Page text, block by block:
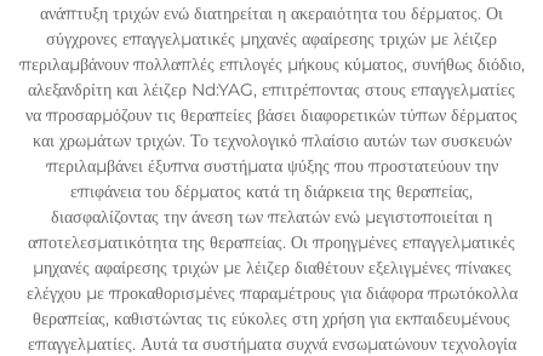
ανάπτυξη τριχών ενώ διατηρείται η ακεραιότητα του δέρματος. Οι
σύγχρονες επαγγελματικές μηχανές αφαίρεσης τριχών με λέιζερ
περιλαμβάνουν πολλαπλές επιλογές μήκους κύματος, συνήθως διόδιο,
αλεξανδρίτη και λέιζερ Nd:YAG, επιτρέποντας στους επαγγελματίες
να προσαρμόζουν τις θεραπείες βάσει διαφορετικών τύπων δέρματος
και χρωμάτων τριχών. Το τεχνολογικό πλαίσιο αυτών των συσκευών
περιλαμβάνει έξυπνα συστήματα ψύξης που προστατεύουν την
επιφάνεια του δέρματος κατά τη διάρκεια της θεραπείας,
διασφαλίζοντας την άνεση των πελατών ενώ μεγιστοποιείται η
αποτελεσματικότητα της θεραπείας. Οι προηγμένες επαγγελματικές
μηχανές αφαίρεσης τριχών με λέιζερ διαθέτουν εξελιγμένες πίνακες
ελέγχου με προκαθορισμένες παραμέτρους για διάφορα πρωτόκολλα
θεραπείας, καθιστώντας τις εύκολες στη χρήση για εκπαιδευμένους
επαγγελματίες. Αυτά τα συστήματα συχνά ενσωματώνουν τεχνολογία